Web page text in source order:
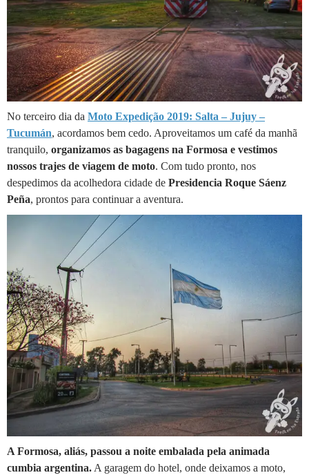
No terceiro dia da Moto Expedição 2019: Salta – Jujuy –
Tucumán, acordamos bem cedo. Aproveitamos um café da manhã
tranquilo, organizamos as bagagens na Formosa e vestimos
nossos trajes de viagem de moto. Com tudo pronto, nos
despedimos da acolhedora cidade de Presidencia Roque Sáenz
Peña, prontos para continuar a aventura.
A Formosa, aliás, passou a noite embalada pela animada
cumbia argentina. A garagem do hotel, onde deixamos a moto,